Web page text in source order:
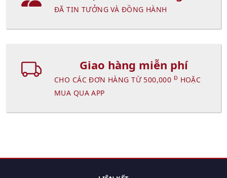
ĐÃ TIN TƯỞNG VÀ ĐỒNG HÀNH
Giao hàng miễn phí
CHO CÁC ĐƠN HÀNG TỪ 500,000 Đ HOẶC
MUA QUA APP